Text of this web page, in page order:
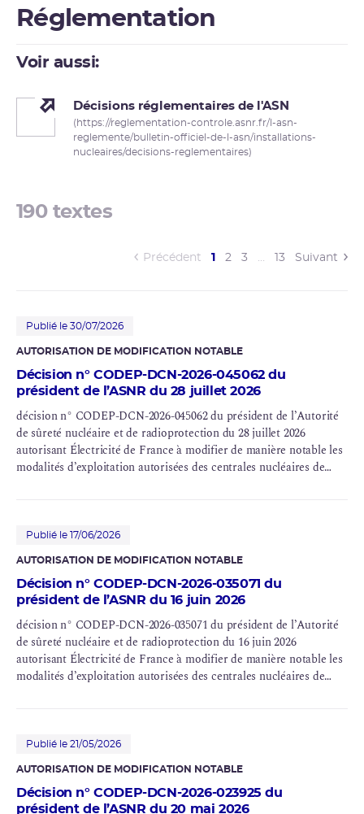
Réglementation
Voir aussi:
Décisions réglementaires de l'ASN
(https://reglementation-controle.asnr.fr/l-asn-
reglemente/bulletin-officiel-de-l-asn/installations-
nucleaires/decisions-reglementaires)
190 textes
Précédent 1 (current)
2 3 … 13 Suivant
Publié le 30/07/2026
AUTORISATION DE MODIFICATION NOTABLE
Décision n° CODEP-DCN-2026-045062 du
président de l’ASNR du 28 juillet 2026
décision n° CODEP-DCN-2026-045062 du président de l’Autorité
desûreté nucléaire et de radioprotectiondu 28 juillet 2026
autorisant Électricité de France à modifier de manière notable les
modalités d’exploitation autorisées des centrales nucléaires de
Laurent (INB n° 100), Tricastin (INB n° 87 et n° 88), Paluel (INB n°
103, n° 104, n° 114 et n° 115), Flamanville (INB n° 108 et n° 109),
128), Nogent (INB n° 129 et n° 130), Penly (INB n° 136 et n° 140),
Golfech (INB n° 135 et n° 142), Cattenom (INB n° 124, n° 125, n°
126 et n° 137), Chooz (INB n° 139 et n° 144) et Civaux (INB n° 158
et n° 159)
Publié le 17/06/2026
AUTORISATION DE MODIFICATION NOTABLE
Décision n° CODEP-DCN-2026-035071 du
président de l’ASNR du 16 juin 2026
décision n° CODEP-DCN-2026-035071 du président de l’Autorité
de sûreté nucléaire et de radioprotection du 16 juin 2026
autorisant Électricité de France à modifier de manière notable les
modalités d’exploitation autorisées des centrales nucléaires de
Publié le 21/05/2026
AUTORISATION DE MODIFICATION NOTABLE
Décision n° CODEP-DCN-2026-023925 du
président de l’ASNR du 20 mai 2026